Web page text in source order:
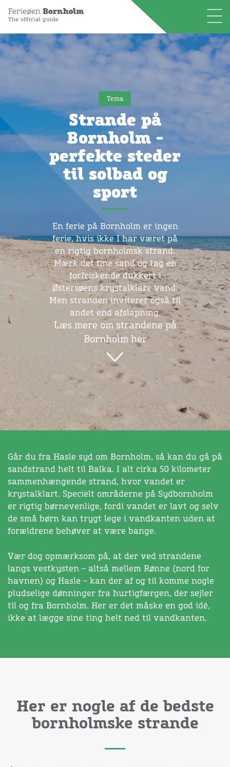
Tema
Strande på
Bornholm -
perfekte steder
til solbad og
sport
En ferie på Bornholm er ingen
ferie, hvis ikke I har været på
en rigtig bornholmsk strand.
Mærk det fine sand og tag en
forfriskende dukkert i
Østersøens krystalklare vand.
Men stranden inviterer også til
andet end afslapning.
Læs mere om strandene på
Bornholm her
Går du fra Hasle syd om Bornholm, så kan du gå på
sandstrand helt til Balka. I alt cirka 50 kilometer
sammenhængende strand, hvor vandet er
krystalklart. Specielt områderne på Sydbornholm
er rigtig børnevenlige, fordi vandet er lavt og selv
de små børn kan trygt lege i vandkanten uden at
forældrene behøver at være bange.
Vær dog opmærksom på, at der ved strandene
langs vestkysten – altså mellem Rønne (nord for
havnen) og Hasle – kan der af og til komme nogle
pludselige dønninger fra hurtigfærgen, der sejler
til og fra Bornholm. Her er det måske en god idé,
ikke at lægge sine ting helt ned til vandkanten.
Her er nogle af de bedste
bornholmske strande